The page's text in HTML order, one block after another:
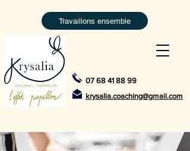
Travaillons ensemble
07 68 41 88 99
krysalia.coaching@gmail.com